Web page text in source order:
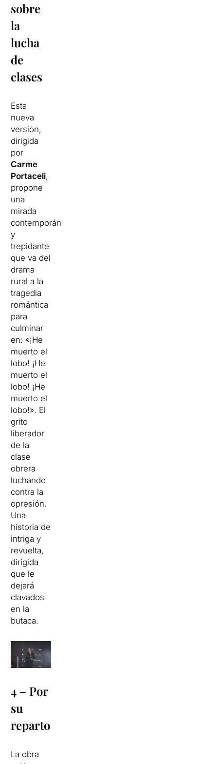
sobre
la
lucha
de
clases
Esta
nueva
versión,
dirigida
por
Carme
Portaceli,
propone
una
mirada
contemporánea
y
trepidante
que va del
drama
rural a la
tragedia
romántica
para
culminar
en: «¡He
muerto el
lobo! ¡He
muerto el
lobo! ¡He
muerto el
lobo!». El
grito
liberador
de la
clase
obrera
luchando
contra la
opresión.
Una
historia de
intriga y
revuelta,
dirigida
que le
dejará
clavados
en la
butaca.
4 – Por
su
reparto
La obra